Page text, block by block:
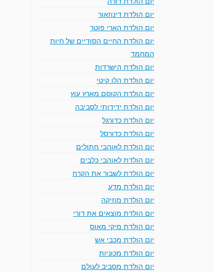
יום הולדת דינוזאור
יום הולדת הארי פוטר
יום הולדת החיים הסודיים של חיות
המחמד
יום הולדת הישרדות
יום הולדת הלו קיטי
יום הולדת הקוסם מארץ עוץ
יום הולדת ידידותי לסביבה
יום הולדת כדורגל
יום הולדת כדורסל
יום הולדת לאוהבי חתולים
יום הולדת לאוהבי כלבים
יום הולדת לשבור את הקרח
יום הולדת מדע
יום הולדת מוזיקה
יום הולדת מוצאים את דורי
יום הולדת מיקי מאוס
יום הולדת מכבי אש
יום הולדת מכוניות
יום הולדת מסביב לעולם